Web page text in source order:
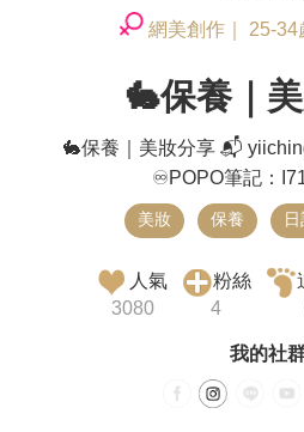
網美創作 25-34
🐇保養｜
🐇保養｜美妝分享 📬
♾️POPO筆記：
美妝 保養
人氣
3080
粉絲
4
我的社